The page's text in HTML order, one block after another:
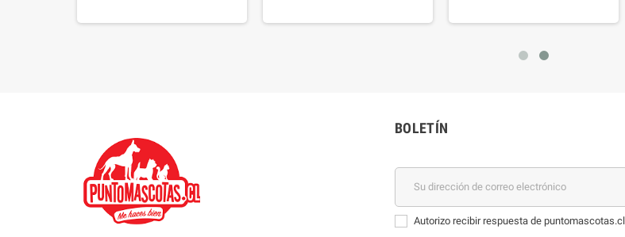
BOLETÍN
Autorizo recibir respuesta de puntomascotas.cl